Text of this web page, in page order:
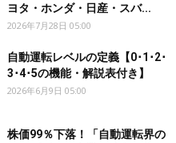
ヨタ・ホンダ・日産・スバ...
2026年7月28日 05:00
自動運転レベルの定義【0･1･2･
3･4･5の機能・解説表付き】
2026年6月9日 05:00
株価99％下落！「自動運転界の